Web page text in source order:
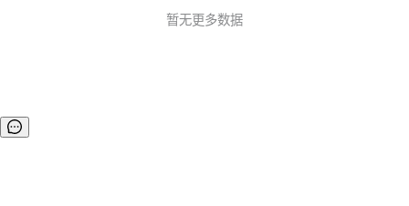
暂无更多数据